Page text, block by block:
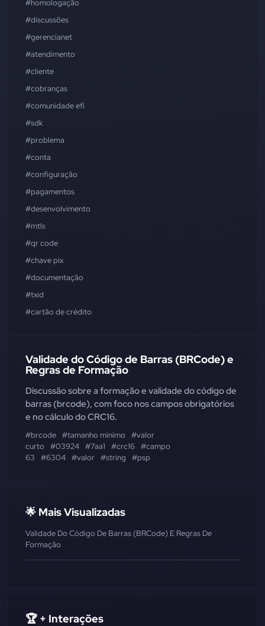
#homologação
#discussões
#gerencianet
#atendimento
#cliente
#cobranças
#comunidade efí
#sdk
#problema
#conta
#configuração
#pagamentos
#desenvolvimento
#mtls
#qr code
#chave pix
#documentação
#txid
#cartão de crédito
Validade do Código de Barras (BRCode) e
Regras de Formação
Discussão sobre a formação e validade do código de
barras (brcode), com foco nos campos obrigatórios
e no cálculo do CRC16.
#brcode #tamanho mínimo
#valor
curto
#03924 #7aa1 #crc16 #campo
63
#6304 #valor #string #psp
🌟 Mais Visualizadas
Validade Do Código De Barras (BRCode) E Regras De
Formação
🏆 + Interações